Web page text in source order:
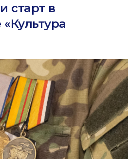
старт в